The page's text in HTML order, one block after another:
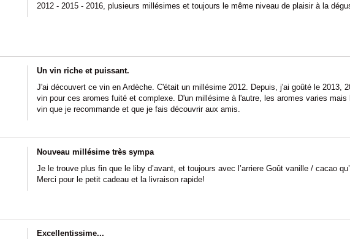
2012 - 2015 - 2016, plusieurs millésimes et toujours le même niveau de plaisir à la
Un vin riche et puissant.
J'ai découvert ce vin en Ardèche. C'était un millésime 2012. Depuis, j'ai goûté le 2013,
vin pour ces aromes fuité et complexe. D'un millésime à l'autre, les aromes varies
vin que je recommande et que je fais découvrir aux amis.
Nouveau millésime très sympa
Je le trouve plus fin que le liby d’avant, et toujours avec l’arriere Goût vanille / cacao
Merci pour le petit cadeau et la livraison rapide!
Excellentissime...